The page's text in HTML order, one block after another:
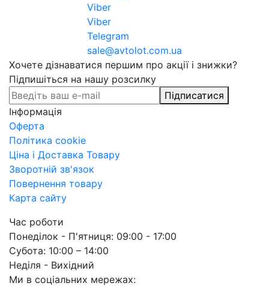
Viber
Viber
Telegram
sale@avtolot.com.ua
Хочете дізнаватися першим про акції і знижки?
Підпишіться на нашу розсилку
Підписатися
Інформація
Оферта
Політика cookie
Ціна і Доставка Товару
Зворотній зв'язок
Повернення товару
Карта сайту
Час роботи
Понеділок - П'ятниця: 09:00 - 17:00
Субота: 10:00 – 14:00
Неділя - Вихідний
Ми в соціальних мережах: